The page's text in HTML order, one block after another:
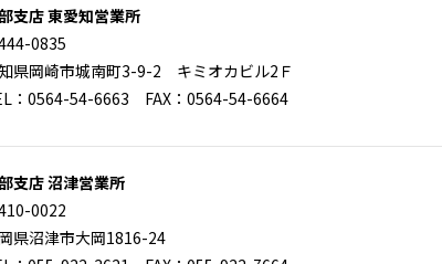
支店 東愛知営業所
0835
県岡崎市城南町3-9-2 キミオカビル2Ｆ
：0564-54-6663 FAX：0564-54-6664
支店 沼津営業所
0022
県沼津市大岡1816-24